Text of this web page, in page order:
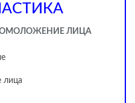
ОМОЛОЖЕНИЕ ЛИЦА
лица